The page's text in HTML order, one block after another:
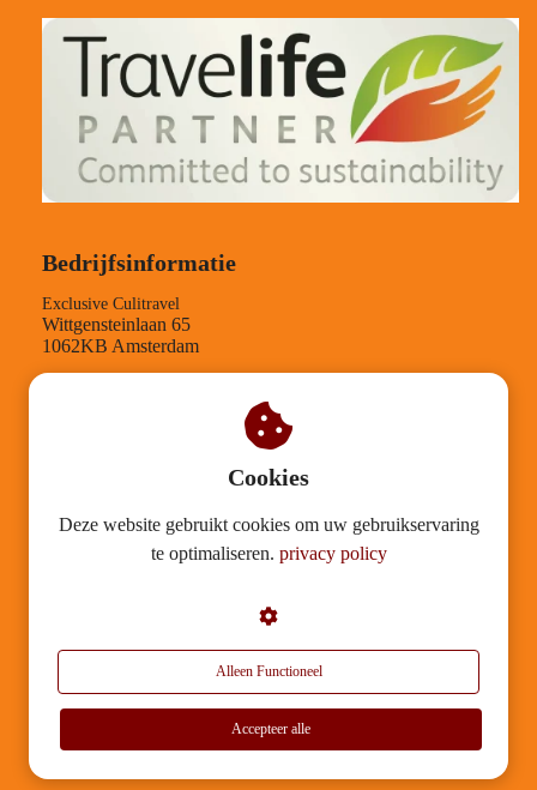
Bedrijfsinformatie
Exclusive Culitravel
Wittgensteinlaan 65
1062KB Amsterdam
KVK-nummer: 30126812
BTW-nummer: NL001543958B89
Mission statement
Disclaimer & Copyrights
© 2026 Exclusive Culitravel
Cookies
Deze website gebruikt cookies om uw gebruikservaring
te optimaliseren. privacy policy
Alleen Functioneel
Accepteer alle